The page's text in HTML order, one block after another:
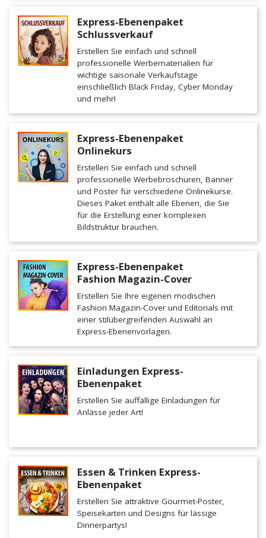
Express-Ebenenpaket
Schlussverkauf
Erstellen Sie einfach und schnell
professionelle Werbematerialien für
wichtige saisonale Verkaufstage
einschließlich Black Friday, Cyber Monday
und mehr!
Express-Ebenenpaket
Onlinekurs
Erstellen Sie einfach und schnell
professionelle Werbebroschüren, Banner
und Poster für verschiedene Onlinekurse.
Dieses Paket enthält alle Ebenen, die Sie
für die Erstellung einer komplexen
Bildstruktur brauchen.
Express-Ebenenpaket
Fashion Magazin-Cover
Erstellen Sie Ihre eigenen modischen
Fashion Magazin-Cover und Editorials mit
einer stilübergreifenden Auswahl an
Express-Ebenenvorlagen.
Einladungen Express-
Ebenenpaket
Erstellen Sie auffällige Einladungen für
Anlässe jeder Art!
Essen & Trinken Express-
Ebenenpaket
Erstellen Sie attraktive Gourmet-Poster,
Speisekarten und Designs für lässige
Dinnerpartys!